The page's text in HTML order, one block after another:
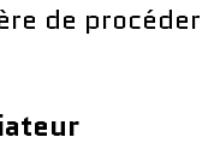
de procéder